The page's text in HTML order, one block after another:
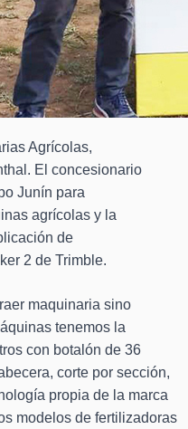
Agrícolas,
El concesionario
Junín para
agrícolas y la
de
2 de Trimble.
maquinaria sino
tenemos la
con botalón de 36
corte por sección,
propia de la marca
modelos de fertilizadoras